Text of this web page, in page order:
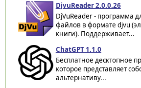
DjvuReader 2.0.0.26
DjVuReader - программа
файлов в формате djvu
книги). Поддерживает...
ChatGPT 1.1.0
Бесплатное десктопное
которое представляет
альтернативу...